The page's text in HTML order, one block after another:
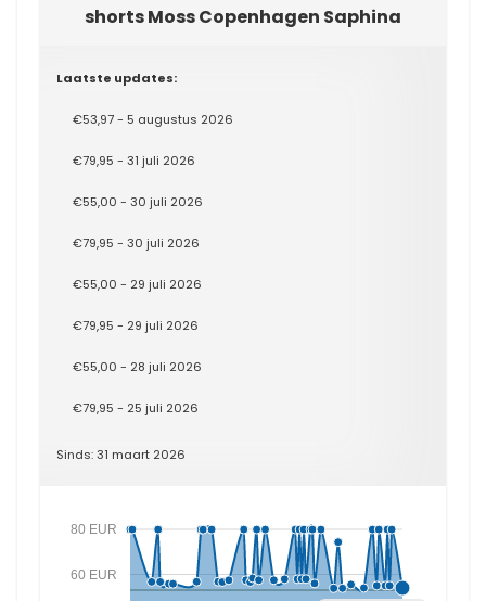
shorts Moss Copenhagen Saphina
Laatste updates:
€53,97 - 5 augustus 2026
€79,95 - 31 juli 2026
€55,00 - 30 juli 2026
€79,95 - 30 juli 2026
€55,00 - 29 juli 2026
€79,95 - 29 juli 2026
€55,00 - 28 juli 2026
€79,95 - 25 juli 2026
Sinds: 31 maart 2026
60 EUR
80 EUR